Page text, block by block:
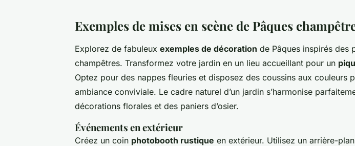
Exemples de mises en scène de Pâques
Explorez de fabuleux exemples de décoration de Pâques inspirés des
champêtres. Transformez votre jardin en un lieu accueillant pour un
Optez pour des nappes fleuries et disposez des coussins aux couleurs
ambiance conviviale. Le cadre naturel d’un jardin s’harmonise
décorations florales et des paniers d’osier.
Événements en extérieur
Créez un coin photobooth rustique en extérieur. Utilisez un arrière-